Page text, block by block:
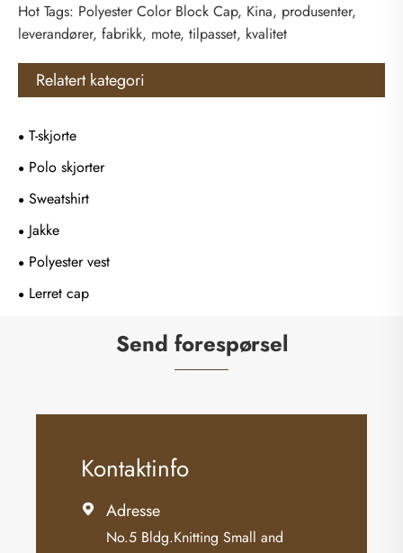
Hot Tags: Polyester Color Block Cap, Kina, produsenter,
leverandører, fabrikk, mote, tilpasset, kvalitet
Relatert kategori
T-skjorte
Polo skjorter
Sweatshirt
Jakke
Polyester vest
Lerret cap
Send forespørsel
Kontaktinfo
 Adresse
No.5 Bldg.Knitting Small and